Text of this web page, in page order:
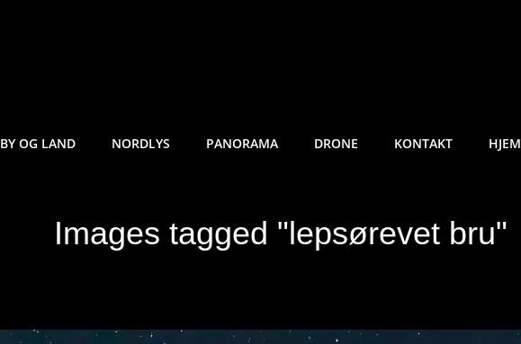
BY OG LAND NORDLYS PANORAMA DRONE KONTAKT HJEM
Images tagged "lepsørevet bru"